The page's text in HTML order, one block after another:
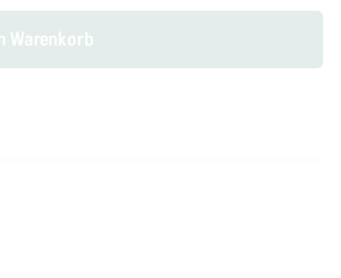
Warenkorb